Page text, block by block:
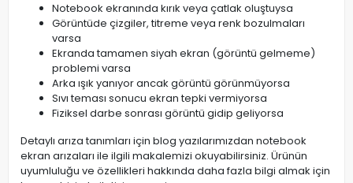
Notebook ekranında kırık veya çatlak oluştuysa
Görüntüde çizgiler, titreme veya renk bozulmaları
varsa
Ekranda tamamen siyah ekran (görüntü gelmeme)
problemi varsa
Arka ışık yanıyor ancak görüntü görünmüyorsa
Sıvı teması sonucu ekran tepki vermiyorsa
Fiziksel darbe sonrası görüntü gidip geliyorsa
Detaylı arıza tanımları için blog yazılarımızdan notebook
ekran arızaları ile ilgili makalemizi okuyabilirsiniz. Ürünün
uyumluluğu ve özellikleri hakkında daha fazla bilgi almak için